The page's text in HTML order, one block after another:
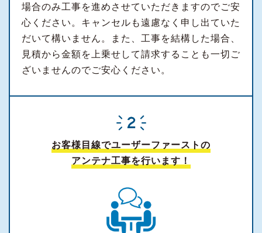
場合のみ工事を進めさせていただきますのでご安
心ください。キャンセルも遠慮なく申し出ていた
だいて構いません。また、工事を結構した場合、
見積から金額を上乗せして請求することも一切ご
ざいませんのでご安心ください。
お客様目線でユーザーファーストの
アンテナ工事を行います！